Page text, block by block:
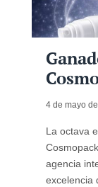
4 de mayo
La octava
agencia
excelencia